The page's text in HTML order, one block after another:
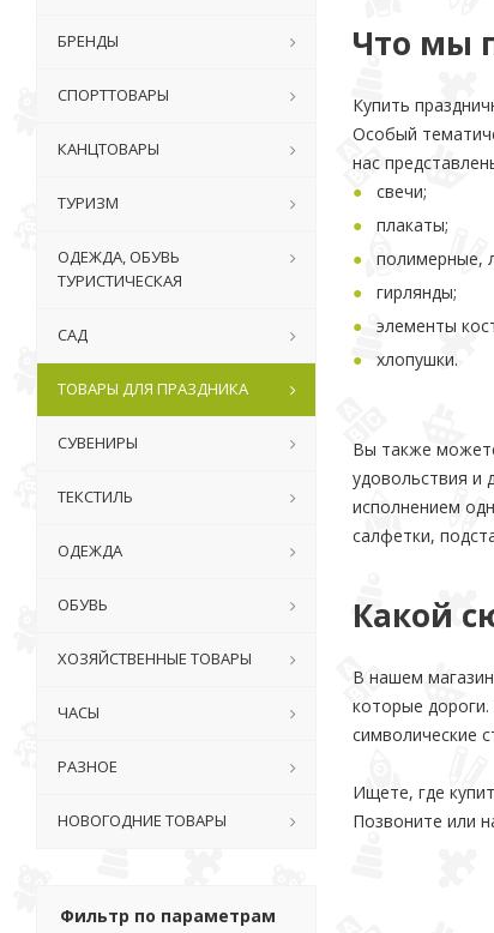
Что мы
Купить
Особый
нас
свечи;
плакаты;
полимерные,
гирлянды;
элементы
хлопушки.
Вы также
удовольствия и
исполнением
салфетки,
Какой
В нашем
которые
символические
Ищете, где
Позвоните или
БРЕНДЫ
СПОРТТОВАРЫ
КАНЦТОВАРЫ
ТУРИЗМ
ОДЕЖДА, ОБУВЬ
ТУРИСТИЧЕСКАЯ
САД
ТОВАРЫ ДЛЯ ПРАЗДНИКА
СУВЕНИРЫ
ТЕКСТИЛЬ
ОДЕЖДА
ОБУВЬ
ХОЗЯЙСТВЕННЫЕ ТОВАРЫ
ЧАСЫ
РАЗНОЕ
НОВОГОДНИЕ ТОВАРЫ
Фильтр по параметрам